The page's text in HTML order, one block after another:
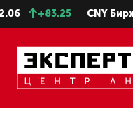
CNY Бирж